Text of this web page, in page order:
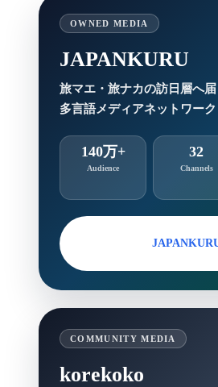
OWNED MEDIA
JAPANKURU
旅マエ・旅ナカの訪日層へ届
多言語メディアネットワーク
140万+
Audience
32
Channels
COMMUNITY MEDIA
korekoko